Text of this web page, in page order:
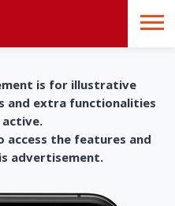
is for illustrative
and extra functionalities
access the features and
advertisement.